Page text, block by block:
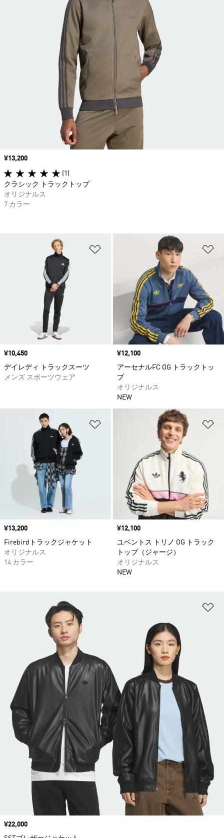
ほしいものリストに追加
価格
¥10,450
デイレディ トラックスーツ
メンズ スポーツウェア
価格
¥12,100
アーセナルFC OG トラックトッ
プ
オリジナルス
NEW
ほしいものリストに追加
価格
¥13,200
Firebirdトラックジャケット
オリジナルス
14 カラー
価格
¥12,100
ユベントス トリノ OG トラック
トップ（ジャージ）
オリジナルス
NEW
価格
¥22,000
価格
¥13,200
(1)
クラシック トラックトップ
オリジナルス
7 カラー